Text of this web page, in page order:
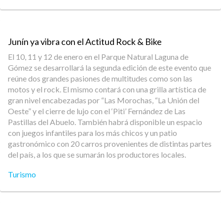
Junín ya vibra con el Actitud Rock & Bike
El 10, 11 y 12 de enero en el Parque Natural Laguna de
Gómez se desarrollará la segunda edición de este evento que
reúne dos grandes pasiones de multitudes como son las
motos y el rock. El mismo contará con una grilla artística de
gran nivel encabezadas por “Las Morochas, “La Unión del
Oeste” y el cierre de lujo con el ‘Piti’ Fernández de Las
Pastillas del Abuelo. También habrá disponible un espacio
con juegos infantiles para los más chicos y un patio
gastronómico con 20 carros provenientes de distintas partes
del país, a los que se sumarán los productores locales.
Turismo